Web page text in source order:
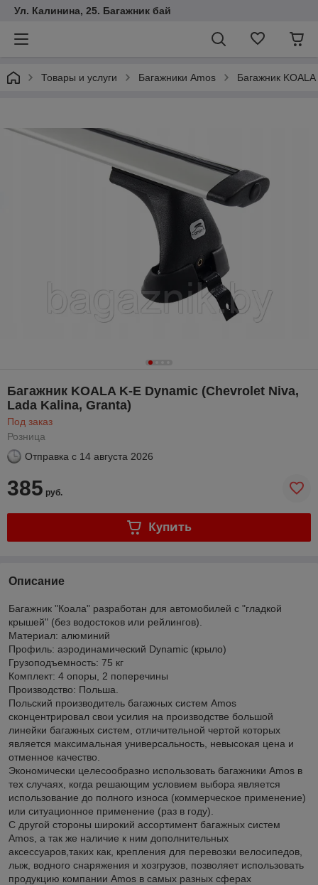
Ул. Калинина, 25. Багажник бай
Товары и услуги Багажники Amos Багажник
Багажник KOALA K-E Dynamic (Chevrolet Niva,
Lada Kalina, Granta)
Под заказ
Розница
Отправка с 14 августа 2026
385 руб.
Купить
Описание
Багажник "Коала" разработан для автомобилей с "гладкой
крышей" (без водостоков или рейлингов).
Материал: алюминий
Профиль: аэродинамический Dynamic (крыло)
Грузоподъемность: 75 кг
Комплект: 4 опоры, 2 поперечины
Производство: Польша.
Польский производитель багажных систем Amos
сконцентрировал свои усилия на производстве большой
линейки багажных систем, отличительной чертой которых
является максимальная универсальность, невысокая цена и
отменное качество.
Экономически целесообразно использовать багажники Amos в
тех случаях, когда решающим условием выбора является
использование до полного износа (коммерческое применение)
или ситуационное применение (раз в году).
С другой стороны широкий ассортимент багажных систем
Amos, а так же наличие к ним дополнительных
аксессуаров,таких как, крепления для перевозки велосипедов,
лыж, водного снаряжения и хозгрузов, позволяет использовать
продукцию компании Amos в самых разных сферах